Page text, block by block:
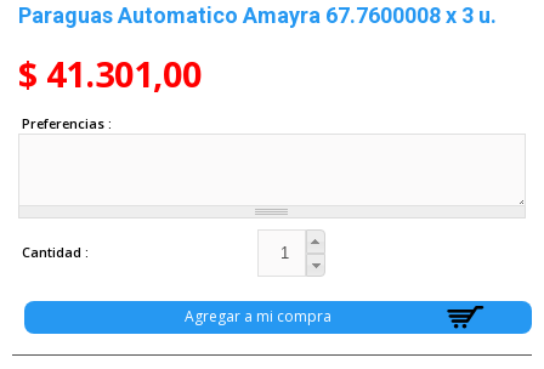
Paraguas Automatico Amayra 67.7600008 x 3 u.
$ 41.301,00
Preferencias
Cantidad